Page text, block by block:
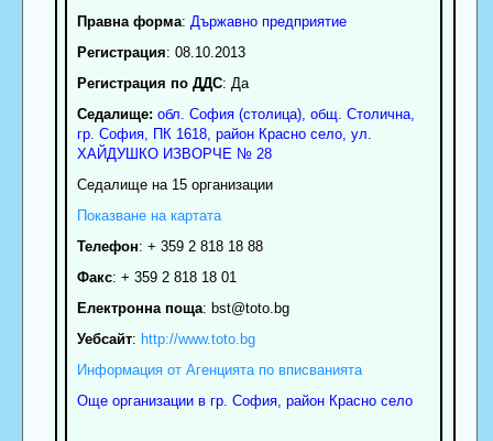
Правна форма: Държавно предприятие
Регистрация: 08.10.2013
Регистрация по ДДС: Да
Седалище: обл. София (столица), общ. Столична,
гр. София, ПК 1618, район Красно село, ул.
ХАЙДУШКО ИЗВОРЧЕ № 28
Седалище на 15 организации
Показване на картата
Телефон: + 359 2 818 18 88
Факс: + 359 2 818 18 01
Електронна поща: bst@toto.bg
Уебсайт: http://www.toto.bg
Информация от Агенцията по вписванията
Още организации в гр. София, район Красно село